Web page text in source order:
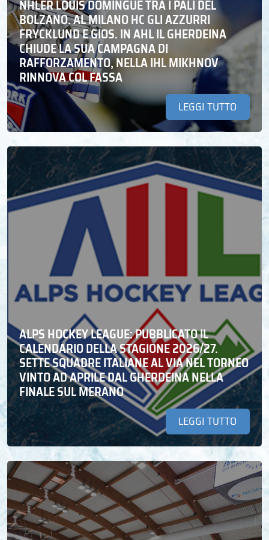
NHLER LOUIS DOMINGUE TRA I PALI DEL
BOLZANO. AL MILANO HC GLI AZZURRI
FRYCKLUND E GIOS. IN AHL IL GHERDEINA
CHIUDE LA SUA CAMPAGNA DI
RAFFORZAMENTO, NELLA IHL MIKHNOV
RINNOVA COL FASSA
LEGGI TUTTO
ALPS HOCKEY LEAGUE: PUBBLICATO IL
CALENDARIO DELLA STAGIONE 2026/27.
SETTE SQUADRE ITALIANE AL VIA NEL TORNEO
VINTO AD APRILE DAL GHERDEINA NELLA
FINALE SUL MERANO
LEGGI TUTTO